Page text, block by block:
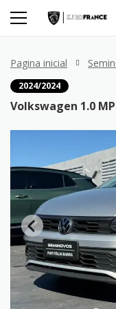
Pagina inicial
2024/2024
Volkswagen 1.0